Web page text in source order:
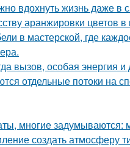
вдохнуть жизнь даже
аранжировки цветов в
в мастерской, где
вызов, особая энергия и
отдельные потоки на
многие задумываются:
создать атмосферу